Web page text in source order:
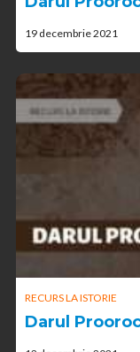
19 decembrie 2021
RECURS LA ISTORIE
Darul